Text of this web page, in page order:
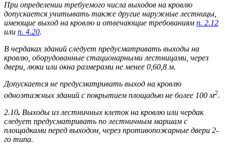
При определении требуемого числа выходов на кровлю
допускается учитывать также другие наружные лестницы,
имеющие выход на кровлю и отвечающие требованиям п. 2.12
или п. 4.20.
В чердаках зданий следует предусматривать выходы на
кровлю, оборудованные стационарными лестницами, через
двери, люки или окна размерами не менее 0,60,8 м.
Допускается не предусматривать выход на кровлю
одноэтажных зданий с покрытием площадью не более 100 м2.
2.10. Выходы из лестничных клеток на кровлю или чердак
следует предусматривать по лестничным маршам с
площадками перед выходом, через противопожарные двери 2-
го типа.